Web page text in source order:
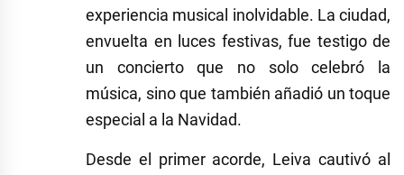
experiencia musical inolvidable. La ciudad,
envuelta en luces festivas, fue testigo de
un concierto que no solo celebró la
música, sino que también añadió un toque
especial a la Navidad.
Desde el primer acorde, Leiva cautivó al